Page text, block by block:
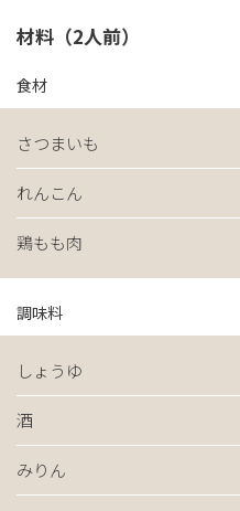
材料（2人前）
食材
さつまいも
れんこん
鶏もも肉
調味料
しょうゆ
酒
みりん